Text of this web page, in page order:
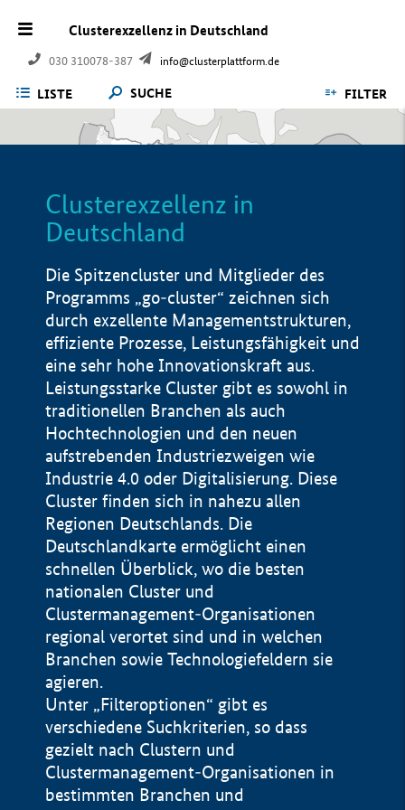
Clusterexzellenz in Deutschland
030 310078-387 info@clusterplattform.de
LISTE SUCHE FILTER
Clusterexzellenz in
Deutschland
Die Spitzencluster und Mitglieder des
Programms „go-cluster“ zeichnen sich
durch exzellente Managementstrukturen,
effiziente Prozesse, Leistungsfähigkeit und
eine sehr hohe Innovationskraft aus.
Leistungsstarke Cluster gibt es sowohl in
traditionellen Branchen als auch
Hochtechnologien und den neuen
aufstrebenden Industriezweigen wie
Industrie 4.0 oder Digitalisierung. Diese
Cluster finden sich in nahezu allen
Regionen Deutschlands. Die
Deutschlandkarte ermöglicht einen
schnellen Überblick, wo die besten
nationalen Cluster und
Clustermanagement-Organisationen
regional verortet sind und in welchen
Branchen sowie Technologiefeldern sie
agieren.
Unter „Filteroptionen“ gibt es
verschiedene Suchkriterien, so dass
gezielt nach Clustern und
Clustermanagement-Organisationen in
bestimmten Branchen und
Impressum
Datenschutzerklärung
BMWE, 2026 ©
100 km © Geobasis-DE / BKG 2015